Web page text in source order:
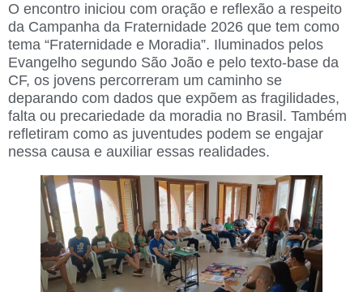
O encontro iniciou com oração e reflexão a respeito
da Campanha da Fraternidade 2026 que tem como
tema “Fraternidade e Moradia”. Iluminados pelos
Evangelho segundo São João e pelo texto-base da
CF, os jovens percorreram um caminho se
deparando com dados que expõem as fragilidades,
falta ou precariedade da moradia no Brasil. Também
refletiram como as juventudes podem se engajar
nessa causa e auxiliar essas realidades.